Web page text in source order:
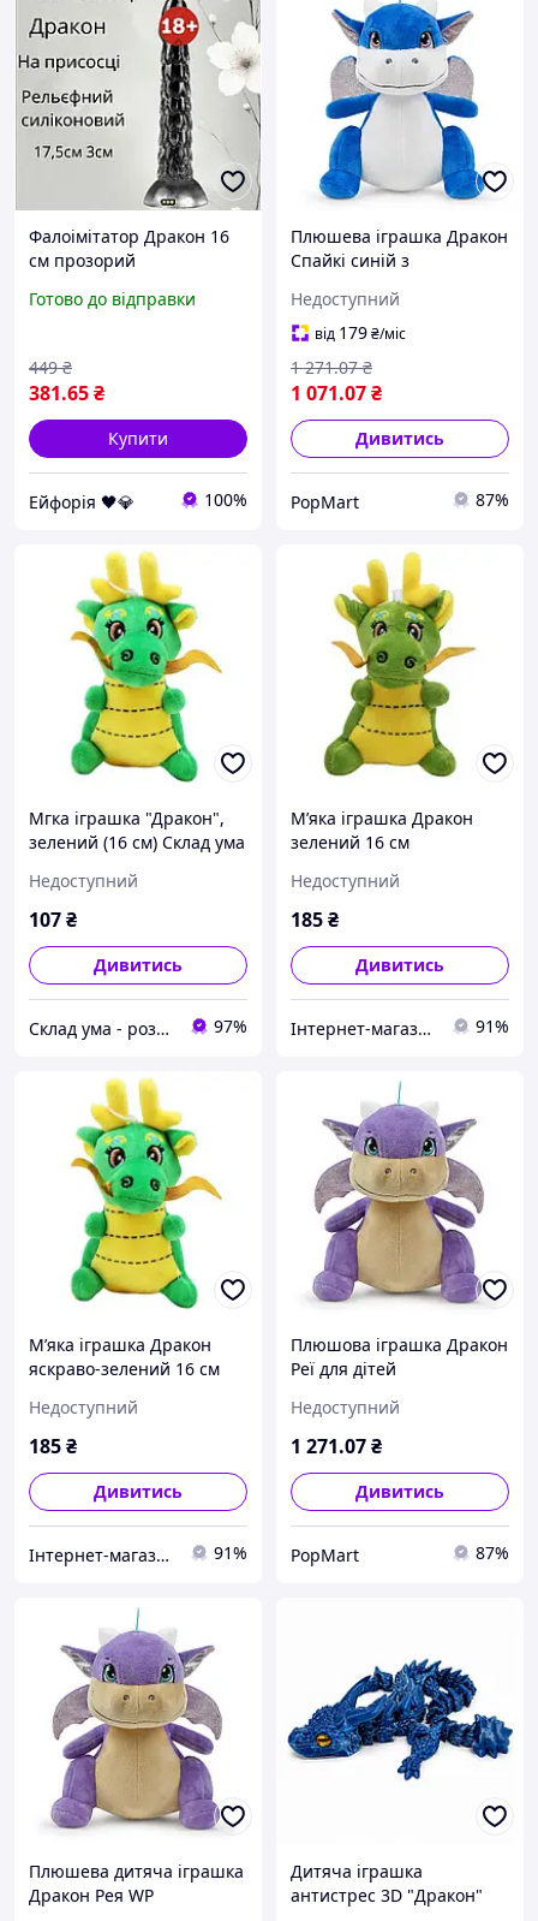
Фалоімітатор Дракон 16
см прозорий
фантазійним дизайном, м
яскравих відчуттів
Готово до відправки
381.65₴
449 ₴
Купити
Ейфорія 🖤💎 100%
Плюшева іграшка Дракон
Спайкі синій з
16,5x20x21,5 см
Недоступний
від 179₴/міс
1 071.07₴
1 271.07 ₴
Дивитись
PopMart 87%
Мгка іграшка "Дракон",
зелений (16 см) Склад ума
Недоступний
107₴
Дивитись
Склад ума - розвиваючі ігри та іграшки, книжки 97%
Мʼяка іграшка Дракон
зелений 16 см
Недоступний
185₴
Дивитись
Інтернет-магазин 7сундуків 91%
Мʼяка іграшка Дракон
яскраво-зелений 16 см
Недоступний
185₴
Дивитись
Інтернет-магазин 7сундуків 91%
Плюшова іграшка Дракон
Реї для дітей
іграшка
Недоступний
1 271.07₴
Дивитись
PopMart 87%
Плюшева дитяча іграшка
Дракон Рея WP
Дитяча іграшка
антистрес 3D "Дракон"